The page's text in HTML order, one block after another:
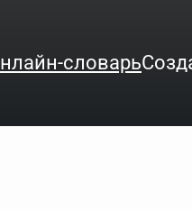
словарь